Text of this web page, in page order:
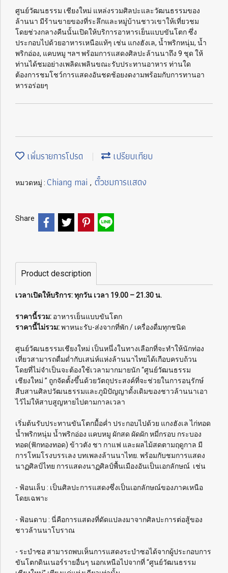
ศูนย์วัฒนธรรม เชียงใหม่ แหล่งรวมศิลปะและวัฒนธรรมของ
ล้านนา มีร้านขายของที่ระลึกและหมู่บ้านชาวเขาให้เที่ยวชม
โดยช่วงกลางคืนนั้นเปิดให้บริการอาหารเย็นแบบขันโตก ซึ่ง
ประกอบไปด้วยอาหารเหนือแท้ๆ เช่น แกงฮังเล, น้ำพริกหนุ่ม, น้ำ
พริกอ่อง, แคบหมู ฯลฯ พร้อมการแสดงศิลปะล้านนาถึง 9 ชุด ให้
ท่านได้ชมอย่างเพลิดเพลินขณะรับประทานอาหาร ท่านใด
ต้องการชมโชว์การแสดงอันชดช้อยงดงามพร้อมกับการทานอา
หารอร่อยๆ
เพิ่มรายการโปรด เปรียบเทียบ
หมวดหมู่ : Chiang mai , ตั๋วชมการแสดง
Share
Product description
เวลาเปิดให้บริการ: ทุกวัน เวลา 19.00 – 21.30 น.
ราคานี้รวม: อาหารเย็นแบบขันโตก
ราคานี้ไม่รวม:พาหนะรับ-ส่งจากที่พัก / เครื่องดื่มทุกชนิด
ศูนย์วัฒนธรรมเชียงใหม่ เป็นหนึ่งในทางเลือกที่จะทำให้นักท่อง
เที่ยวสามารถดื่มด่ำกับเสน่ห์แห่งล้านนาไทยได้เกือบครบถ้วน
โดยที่ไม่จำเป็นจะต้องใช้เวลามากมายนัก “ศูนย์วัฒนธรรม
เชียงใหม่ ” ถูกจัดตั้งขึ้นด้วยวัตถุประสงค์ที่จะช่วยในการอนุรักษ์
สืบสานศิลปวัฒนธรรมและภูมิปัญญาดั้งเดิมของชาวล้านนาเอา
ไว้ไม่ให้สาบสูญหายไปตามกาลเวลา
เริ่มต้นรับประทานขันโตกมื้อค่ำ ประกอบไปด้วย แกงฮังเล ไก่ทอด
น้ำพริกหนุ่ม น้ำพริกอ่อง แคบหมู ผักสด ผัดผัก หมี่กรอบ กระบอง
ทอด(ฟักทองทอด) ข้าวตัง ชา กาแฟ และผลไม้สดตามฤดูกาล มี
การโหมโรงบรรเลง บทเพลงล้านนาไทย. พร้อมกับชมการแสดง
นาฏศิลป์ไทย การแสดงนาฏศิลป์พื้นเมืองอันเป็นเอกลักษณ์ เช่น
- ฟ้อนเล็บ : เป็นศิลปะการแสดงซึ่งเป็นเอกลักษณ์ของภาคเหนือ
โดยเฉพาะ
- ฟ้อนดาบ : นี่คือการแสดงที่ดัดแปลงมาจากศิลปะการต่อสู้ของ
ชาวล้านนาโบราณ
- ระบำซอ สามารถพบเห็นการแสดงระบำซอได้จากผู้ประกอบการ
ขันโตกดินเนอร์รายอื่นๆ นอกเหนือไปจากที่ “ศูนย์วัฒนธรรม